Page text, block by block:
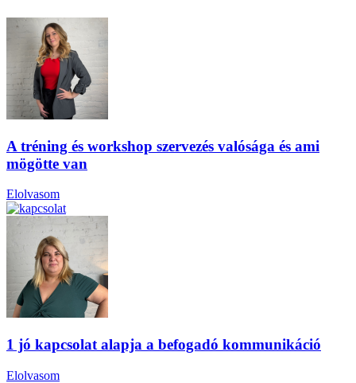
A tréning és workshop szervezés valósága és ami
mögötte van
Elolvasom
1 jó kapcsolat alapja a befogadó kommunikáció
Elolvasom